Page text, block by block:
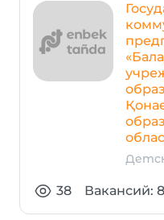
38 Вакансий: 8